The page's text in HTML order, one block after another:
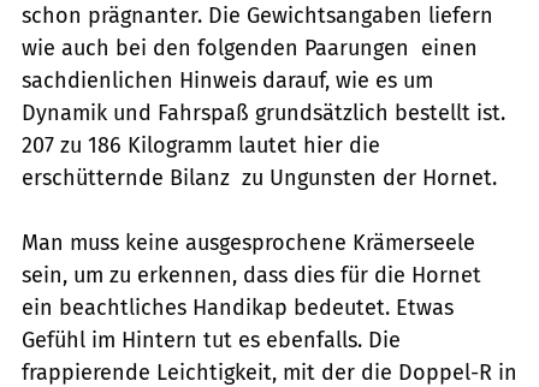
schon prägnanter. Die Gewichtsangaben liefern 
wie auch bei den folgenden Paarungen  einen
sachdienlichen Hinweis darauf, wie es um
Dynamik und Fahrspaß grundsätzlich bestellt ist.
207 zu 186 Kilogramm lautet hier die
erschütternde Bilanz  zu Ungunsten der Hornet.
Man muss keine ausgesprochene Krämerseele
sein, um zu erkennen, dass dies für die Hornet
ein beachtliches Handikap bedeutet. Etwas
Gefühl im Hintern tut es ebenfalls. Die
frappierende Leichtigkeit, mit der die Doppel-R in